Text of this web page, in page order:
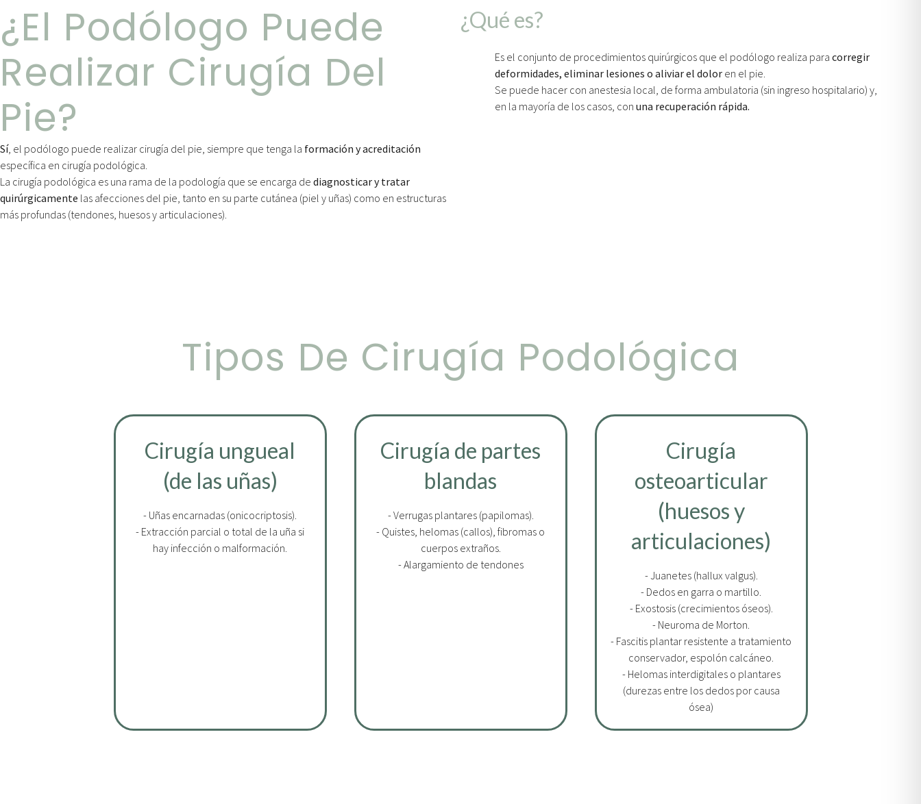
¿el Podólogo Puede
Realizar Cirugía Del
Pie?
Sí, el podólogo puede realizar cirugía del pie, siempre que tenga la formación y acreditación
específica en cirugía podológica.
La cirugía podológica es una rama de la podología que se encarga de diagnosticar y tratar
quirúrgicamente las afecciones del pie, tanto en su parte cutánea (piel y uñas) como en estructuras
más profundas (tendones, huesos y articulaciones).
¿Qué es?
Es el conjunto de procedimientos quirúrgicos que el podólogo realiza para corregir
deformidades, eliminar lesiones o aliviar el dolor en el pie.
Se puede hacer con anestesia local, de forma ambulatoria (sin ingreso hospitalario) y,
en la mayoría de los casos, con una recuperación rápida.
Tipos De Cirugía Podológica
Cirugía ungueal
(de las uñas)
- Uñas encarnadas (onicocriptosis).
- Extracción parcial o total de la uña si
hay infección o malformación.
Cirugía de partes
blandas
- Verrugas plantares (papilomas).
- Quistes, helomas (callos), fibromas o
cuerpos extraños.
- Alargamiento de tendones
Cirugía
osteoarticular
(huesos y
articulaciones)
- Juanetes (hallux valgus).
- Dedos en garra o martillo.
- Exostosis (crecimientos óseos).
- Neuroma de Morton.
- Fascitis plantar resistente a tratamiento
conservador, espolón calcáneo.
- Helomas interdigitales o plantares
(durezas entre los dedos por causa
ósea)